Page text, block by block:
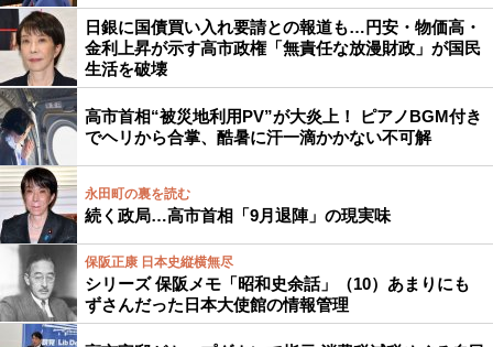
日銀に国債買い入れ要請との報道も…円安・物価高・
金利上昇が示す高市政権「無責任な放漫財政」が国民
生活を破壊
高市首相“被災地利用PV”が大炎上！ ピアノBGM付き
でヘリから合掌、酷暑に汗一滴かかない不可解
永田町の裏を読む
続く政局…高市首相「9月退陣」の現実味
保阪正康 日本史縦横無尽
シリーズ 保阪メモ「昭和史余話」（10）あまりにも
ずさんだった日本大使館の情報管理